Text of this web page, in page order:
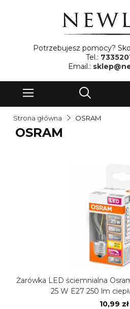
Potrzebujesz pomocy?
Tel.:
Email.:
Strona główna OSRAM
OSRAM
Żarówka LED ściemnialna Osram Filament P45 2,8 W =
25 W E27 250 lm
10,99 zł